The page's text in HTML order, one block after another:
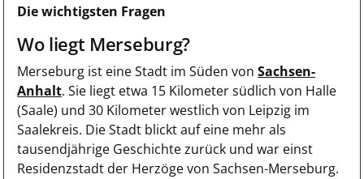
Die wichtigsten Fragen
Wo liegt Merseburg?
Merseburg ist eine Stadt im Süden von Sachsen-
Anhalt. Sie liegt etwa 15 Kilometer südlich von Halle
(Saale) und 30 Kilometer westlich von Leipzig im
Saalekreis. Die Stadt blickt auf eine mehr als
tausendjährige Geschichte zurück und war einst
Residenzstadt der Herzöge von Sachsen-Merseburg.